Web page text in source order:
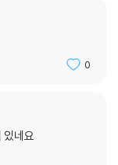
0
있네요